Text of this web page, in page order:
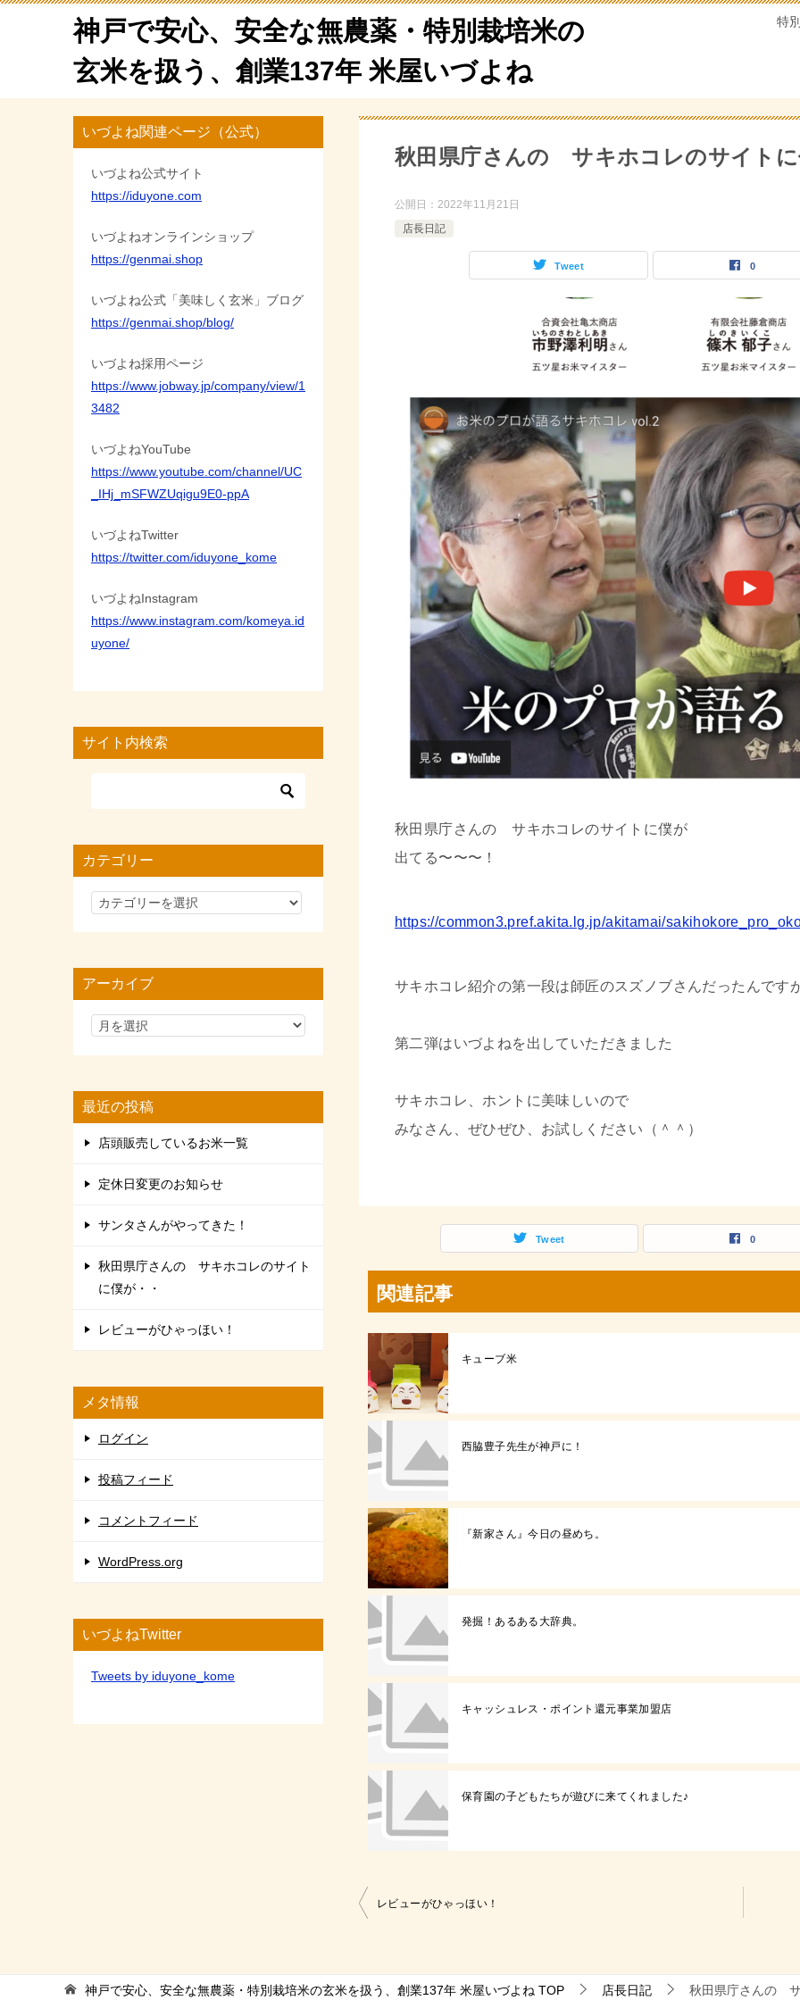
神戸で安心、安全な無農薬・特別栽培米の
玄米を扱う、創業137年 米屋いづよね
特
秋田県庁さんの サキホコレのサイト
公開日： 2022年11月21日
店長日記
Tweet 0
秋田県庁さんの サキホコレのサイトに僕が
出てる〜〜〜！
https://common3.pref.akita.lg.jp/akitamai/
サキホコレ紹介の第一段は師匠のスズノブさんだったんです
第二弾はいづよねを出していただきました
サキホコレ、ホントに美味しいので
みなさん、ぜひぜひ、お試しください（＾＾）
Tweet 0
関連記事
キューブ米
西脇豊子先生が神戸に！
『新家さん』今日の昼めち。
発掘！あるある大辞典。
キャッシュレス・ポイント還元事業加盟店
保育園の子どもたちが遊びに来てくれました♪
投
ビ
レビューがひゃっほい！
いづよね関連ページ（公式）
いづよね公式サイト
https://iduyone.com
いづよねオンラインショップ
https://genmai.shop
いづよね公式「美味しく玄米」ブログ
https://genmai.shop/blog/
いづよね採用ページ
https://www.jobway.jp/company/view/1
3482
いづよねYouTube
https://www.youtube.com/channel/UC
_IHj_mSFWZUqigu9E0-ppA
いづよねTwitter
https://twitter.com/iduyone_kome
いづよねInstagram
https://www.instagram.com/komeya.id
uyone/
サイト内検索
カテゴリー
カ
リ
アーカイブ
最近の投稿
店頭販売しているお米一覧
定休日変更のお知らせ
サンタさんがやってきた！
秋田県庁さんの サキホコレのサイト
に僕が・・
レビューがひゃっほい！
メタ情報
ログイン
投稿フィード
コメントフィード
WordPress.org
いづよねTwitter
Tweets by iduyone_kome
神戸で安心、安全な無農薬・特別栽培米の玄米を扱う、創業137年 米屋いづよね TOP 店長日記 秋田県庁さんの